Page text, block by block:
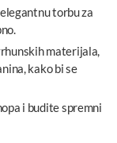
torbu za
materijala,
kako bi se
i budite spremni